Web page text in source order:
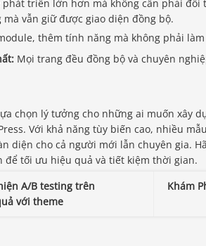
phát triển lớn hơn mà không cần phải
vẫn giữ được giao diện đồng bộ.
thêm tính năng mà không phải
Mọi trang đều đồng bộ và chuyên
chọn lý tưởng cho những ai muốn xây
Với khả năng tùy biến cao, nhiều
diện cho cả người mới lẫn chuyên gia.
để tối ưu hiệu quả và tiết kiệm thời gian.
A/B testing trên
với theme
Khám